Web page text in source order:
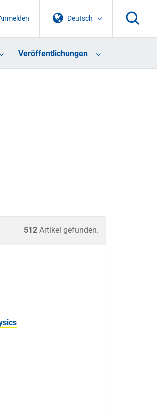
Deutsch
Veröffentlichungen
512 Artikel gefunden.